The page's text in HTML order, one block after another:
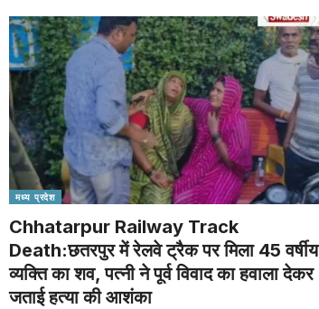
मध्य प्रदेश
Chhatarpur Railway Track
Death:छतरपुर में रेलवे ट्रैक पर मिला 45 वर्षीय
व्यक्ति का शव, पत्नी ने पूर्व विवाद का हवाला देकर
जताई हत्या की आशंका